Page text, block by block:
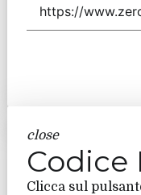
close
Codice
Clicca sul